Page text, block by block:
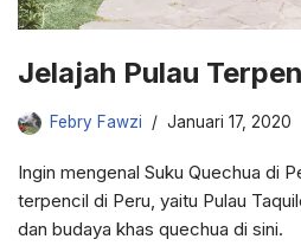
Jelajah Pulau
Febry Fawzi Januari 17, 2020
Ingin mengenal Suku Quechua di
terpencil di Peru, yaitu Pulau
dan budaya khas quechua di sini.